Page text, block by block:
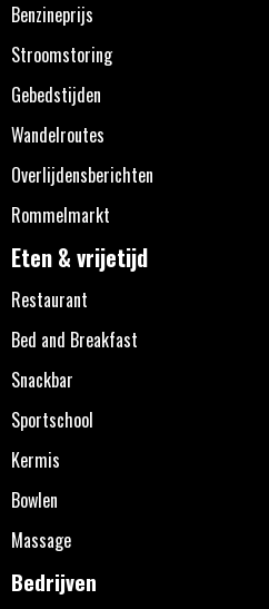
Benzineprijs
Stroomstoring
Gebedstijden
Wandelroutes
Overlijdensberichten
Rommelmarkt
Eten & vrijetijd
Restaurant
Bed and Breakfast
Snackbar
Sportschool
Kermis
Bowlen
Massage
Bedrijven